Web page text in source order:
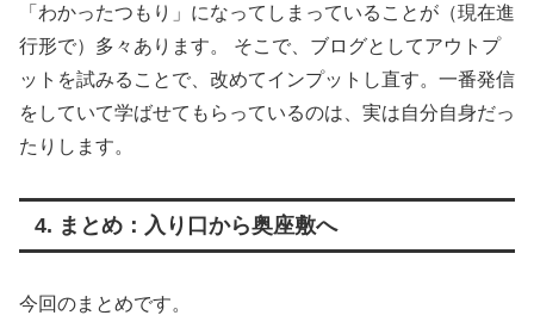
「わかったつもり」になってしまっていることが（現在進
行形で）多々あります。 そこで、ブログとしてアウトプ
ットを試みることで、改めてインプットし直す。一番発信
をしていて学ばせてもらっているのは、実は自分自身だっ
たりします。
4. まとめ：入り口から奥座敷へ
今回のまとめです。